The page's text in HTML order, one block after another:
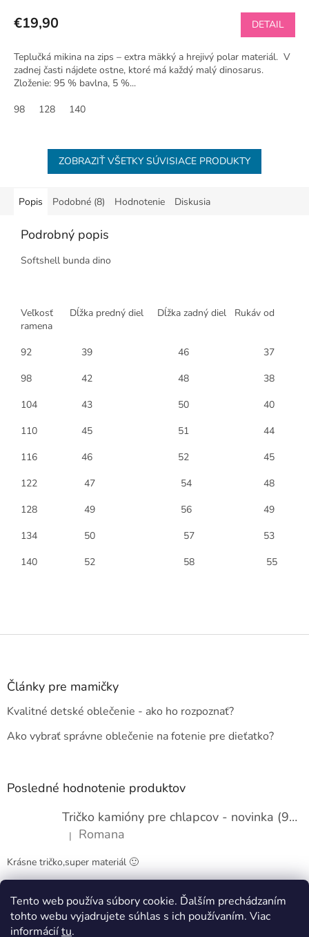
Tento web používa súbory cookie. Ďalším prechádzaním
tohto webu vyjadrujete súhlas s ich používaním. Viac
informáciítu.
produktu
z
5
hviezdičiek.
€19,90 DETAIL
Teplučká mikina na zips – extra mäkký a hrejivý polar materiál. V
zadnej časti nájdete ostne, ktoré má každý malý dinosarus.
Zloženie: 95 % bavlna, 5 %...
98
128 140
ZOBRAZIŤ VŠETKY SÚVISIACE PRODUKTY
Popis Podobné (8) Hodnotenie Diskusia
Podrobný popis
Softshell bunda dino
Veľkosť Dĺžka predný diel Dĺžka zadný diel Rukáv od
ramena
92 39 46 37
98 42 48 38
104 43 50 40
110 45 51 44
116 46 52 45
122 47 54 48
128 49 56 49
134 50 57 53
140 52 58 55
Z
Články pre mamičky
Kvalitné detské oblečenie - ako ho rozpoznať?
Ako vybrať správne oblečenie na fotenie pre dieťatko?
Posledné hodnotenie produktov
Tričko kamióny pre chlapcov - novinka (98-134)
Hodnotenie produktu je 5 z 5 hviezdičiek.
| Romana
Krásne tričko,super materiál 🙂
Obchodné podmienky Kontakty